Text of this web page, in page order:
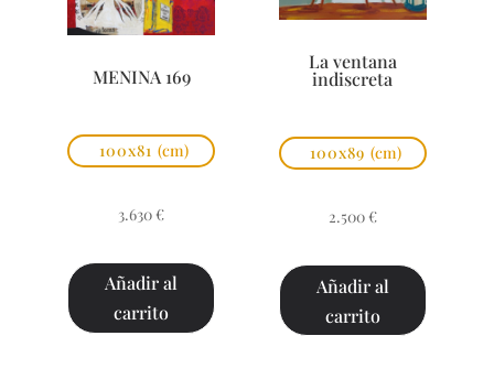
MENINA 169
100x81 (cm)
3.630 €
Añadir al
carrito
La ventana
indiscreta
100x89 (cm)
2.500 €
Añadir al
carrito